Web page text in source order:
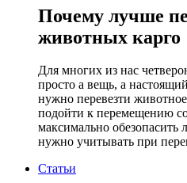
Почему лучше
животных карго
Для многих из нас
просто а вещь, а
нужно перевезти
подойти к перемещению
максимально обезопасить
нужно учитывать при
Статьи